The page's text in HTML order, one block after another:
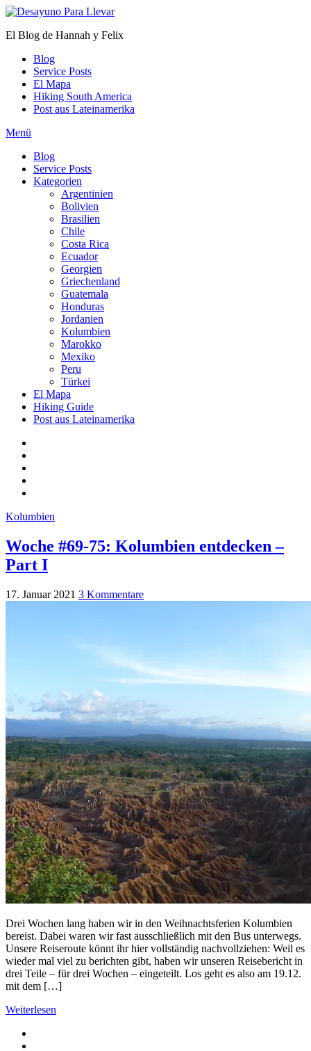
Zum
springen
El Blog de Hannah y Felix
Blog
Service Posts
El Mapa
Hiking South America
Post aus Lateinamerika
Menü
Blog
Service Posts
Kategorien
Argentinien
Bolivien
Brasilien
Chile
Costa Rica
Ecuador
Georgien
Griechenland
Guatemala
Honduras
Jordanien
Kolumbien
Marokko
Mexiko
Peru
Türkei
El Mapa
Hiking Guide
Post aus Lateinamerika
Kolumbien
Woche #69-75: Kolumbien entdecken –
Part I
17. Januar 2021 3 Kommentare
Drei Wochen lang haben wir in den Weihnachtsferien Kolumbien
bereist. Dabei waren wir fast ausschließlich mit den Bus unterwegs.
Unsere Reiseroute könnt ihr hier vollständig nachvollziehen: Weil es
wieder mal viel zu berichten gibt, haben wir unseren Reisebericht in
drei Teile – für drei Wochen – eingeteilt. Los geht es also am 19.12.
mit dem […]
Weiterlesen